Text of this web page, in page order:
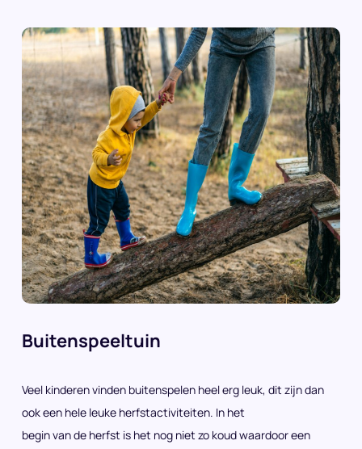
Buitenspeeltuin
Veel kinderen vinden buitenspelen heel erg leuk, dit zijn dan
ook een hele leuke herfstactiviteiten. In het
begin van de herfst is het nog niet zo koud waardoor een